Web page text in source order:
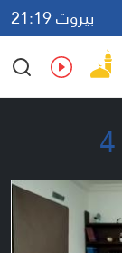
بيروت 21:19
Ar
En Fr Es